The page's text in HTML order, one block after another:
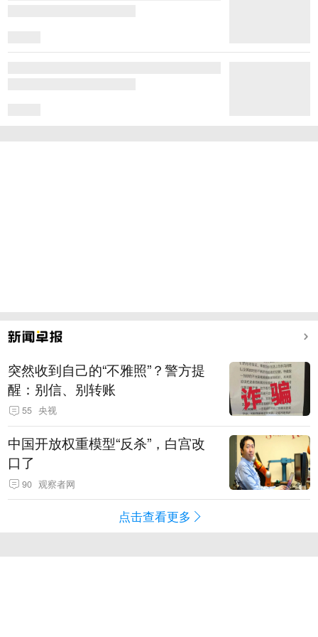
突然收到自己的“不雅照”？警方提
醒：别信、别转账
55 央视
中国开放权重模型“反杀”，白宫改
口了
90 观察者网
点击查看更多